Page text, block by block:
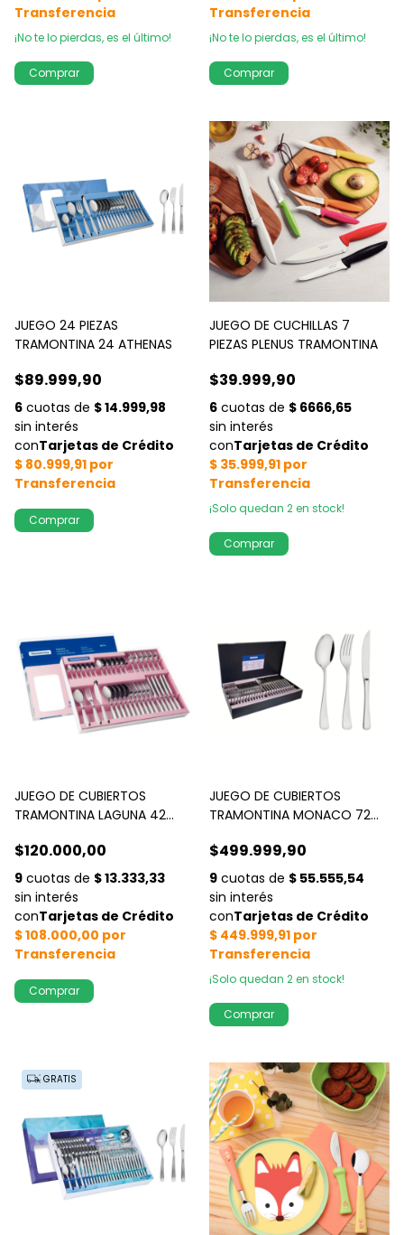
¡No te lo pierdas, es el último! ¡No te lo pierdas, es el último!
JUEGO 24 PIEZAS
TRAMONTINA 24 ATHENAS
$89.999,90
JUEGO DE CUCHILLAS 7
PIEZAS PLENUS TRAMONTINA
$39.999,90
¡Solo quedan 2en stock!
JUEGO DE CUBIERTOS
TRAMONTINA LAGUNA 42
$120.000,00
JUEGO DE CUBIERTOS
TRAMONTINA MONACO 72
$499.999,90
¡Solo quedan 2en stock!
GRATIS